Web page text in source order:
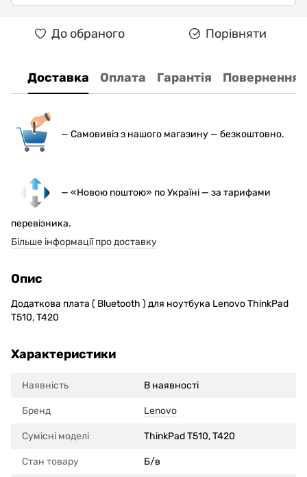
До обраного Порівняти
Доставка Оплата Гарантія Повернення
— Самовивіз з нашого магазину — безкоштовно.
— «Новою поштою» по Україні — за тарифами
перевізника.
Більше інформації про доставку
Опис
Додаткова плата ( Bluetooth ) для ноутбука Lenovo ThinkPad
T510, T420
Характеристики
Наявність В наявності
Бренд Lenovo
Сумісні моделi ThinkPad T510, T420
Стан товару Б/в